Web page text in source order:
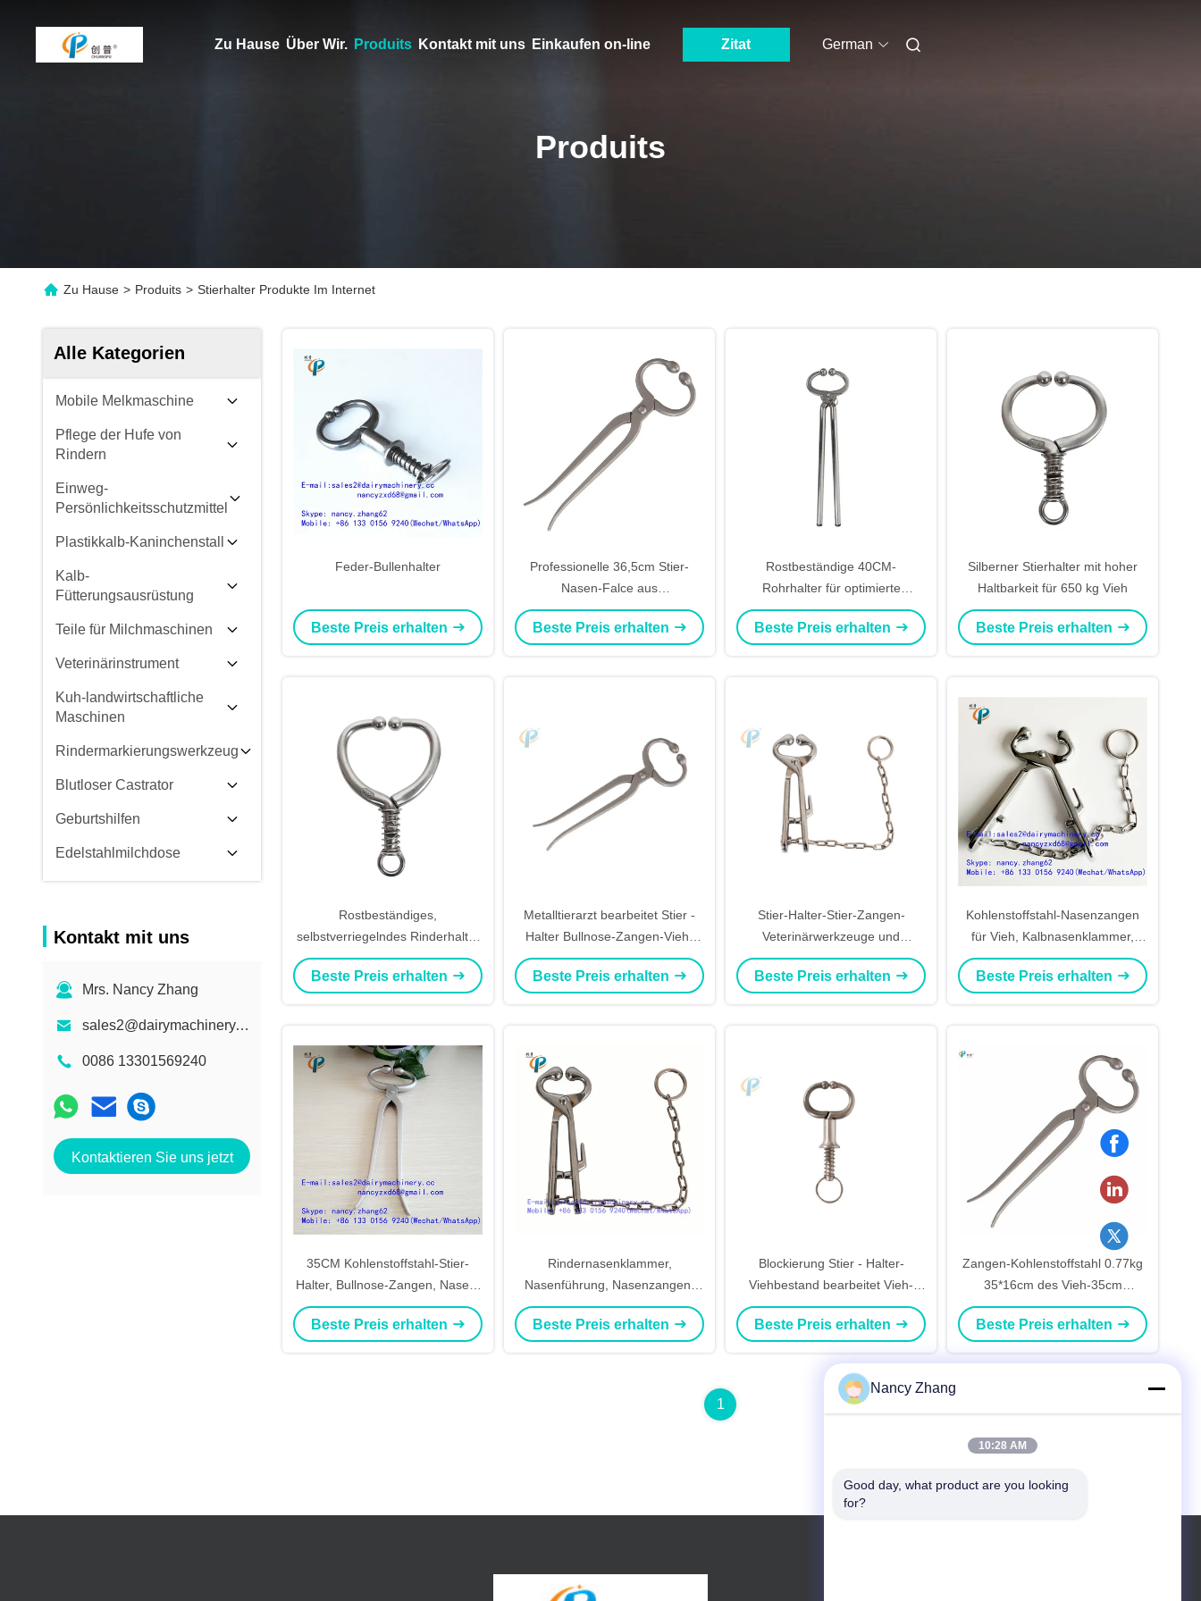
Zu Hause Über Wir. Produits Kontakt mit uns Einkaufen on-line Zitat German
Produits
Zu Hause > Produits > Stierhalter Produkte Im Internet
Alle Kategorien
Mobile Melkmaschine
Pflege der Hufe von
Rindern
Einweg-
Persönlichkeitsschutzmittel
Plastikkalb-Kaninchenstall
Kalb-
Fütterungsausrüstung
Teile für Milchmaschinen
Veterinärinstrument
Kuh-landwirtschaftliche
Maschinen
Rindermarkierungswerkzeug
Blutloser Castrator
Geburtshilfen
Edelstahlmilchdose
Kontakt mit uns
Mrs. Nancy Zhang
sales2@dairymachinery.cc
0086 13301569240
Kontaktieren Sie uns jetzt
Feder-Bullenhalter
Beste Preis erhalten
Professionelle 36,5cm Stier-
Nasen-Falce aus
Kohlenstoffstahl für präzise
Gewebebehandlung
Beste Preis erhalten
Rostbeständige 40CM-
Rohrhalter für optimierte
Lösungen für die Viehwirtschaft
Beste Preis erhalten
Silberner Stierhalter mit hoher
Haltbarkeit für 650 kg Vieh
Beste Preis erhalten
Rostbeständiges,
selbstverriegelndes Rinderhalter
für Rinder mit 1150 kg-
Nasenzangen
Beste Preis erhalten
Metalltierarzt bearbeitet Stier -
Halter Bullnose-Zangen-Vieh-
Kopfhalter
Beste Preis erhalten
Stier-Halter-Stier-Zangen-
Veterinärwerkzeuge und
Ausrüstung für Kuh und Vieh mit
35cm Kette
Beste Preis erhalten
Kohlenstoffstahl-Nasenzangen
für Vieh, Kalbnasenklammer,
Nasengriffe für Kuhholding, mit
Kette
Beste Preis erhalten
35CM Kohlenstoffstahl-Stier-
Halter, Bullnose-Zangen, Nasen-
Klammer für das Halten des
Viehs
Beste Preis erhalten
Rindernasenklammer,
Nasenführung, Nasenzangen,
Nasengriff, Bulldogge, Stierhalter
für Vieh
Beste Preis erhalten
Blockierung Stier - Halter-
Viehbestand bearbeitet Vieh-
Nasen-Zangen-Edelstahl-Vieh
Beste Preis erhalten
Zangen-Kohlenstoffstahl 0.77kg
35*16cm des Vieh-35cm
Bullnose
Beste Preis erhalten
1
Nancy Zhang
10:28 AM
Good day, what product are you looking
for?